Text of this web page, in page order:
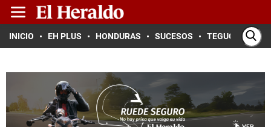
INICIO EH PLUS HONDURAS SUCESOS TEGUCIGALPA